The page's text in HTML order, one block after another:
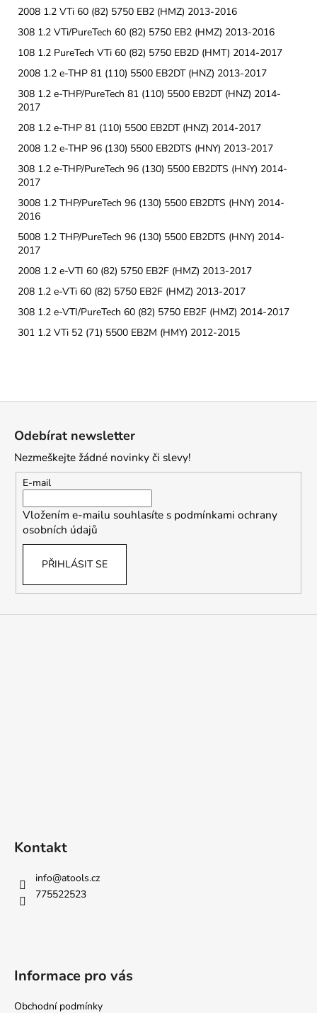
2008 1.2 VTi 60 (82) 5750 EB2 (HMZ) 2013-2016
308 1.2 VTi/PureTech 60 (82) 5750 EB2 (HMZ) 2013-2016
108 1.2 PureTech VTi 60 (82) 5750 EB2D (HMT) 2014-2017
2008 1.2 e-THP 81 (110) 5500 EB2DT (HNZ) 2013-2017
308 1.2 e-THP/PureTech 81 (110) 5500 EB2DT (HNZ) 2014-
2017
208 1.2 e-THP 81 (110) 5500 EB2DT (HNZ) 2014-2017
2008 1.2 e-THP 96 (130) 5500 EB2DTS (HNY) 2013-2017
308 1.2 e-THP/PureTech 96 (130) 5500 EB2DTS (HNY) 2014-
2017
3008 1.2 THP/PureTech 96 (130) 5500 EB2DTS (HNY) 2014-
2016
5008 1.2 THP/PureTech 96 (130) 5500 EB2DTS (HNY) 2014-
2017
2008 1.2 e-VTI 60 (82) 5750 EB2F (HMZ) 2013-2017
208 1.2 e-VTi 60 (82) 5750 EB2F (HMZ) 2013-2017
308 1.2 e-VTI/PureTech 60 (82) 5750 EB2F (HMZ) 2014-2017
301 1.2 VTi 52 (71) 5500 EB2M (HMY) 2012-2015
Odebírat newsletter
Nezmeškejte žádné novinky či slevy!
E-mail
Vložením e-mailu souhlasíte s podmínkami ochrany
osobních údajů
PŘIHLÁSIT SE
Kontakt
info@atools.cz
775522523
Informace pro vás
Obchodní podmínky